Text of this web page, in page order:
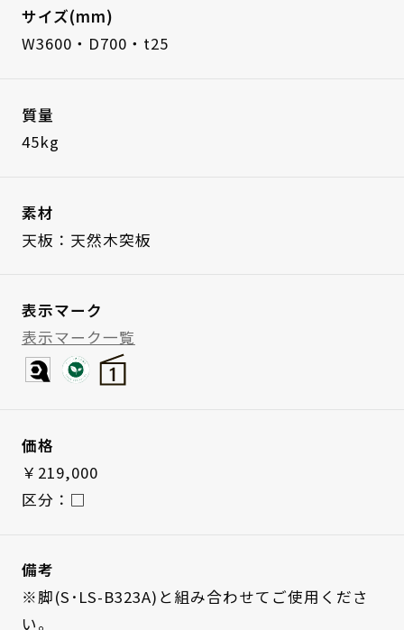
サイズ(mm)
W3600・D700・t25
質量
45kg
素材
天板：天然木突板
表示マーク
表示マーク一覧
価格
￥219,000
区分：□
備考
※脚(S･LS-B323A)と組み合わせてご使用くださ
い。